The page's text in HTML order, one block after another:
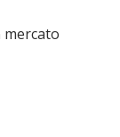
mercato